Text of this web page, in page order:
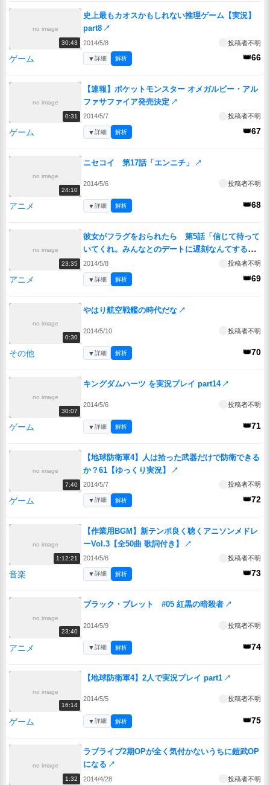
no image
30:43
史上最もカオスかもしれない推理ゲーム【実況】
part8 ↗
2014/5/8 投稿者不明
ゲーム 👑66
▼詳細 解析
no image
0:31
【速報】ポケットモンスター オメガルビー・アル
ファサファイア発売決定 ↗
2014/5/7 投稿者不明
ゲーム 👑67
▼詳細 解析
no image
24:10
ニセコイ 第17話「エンニチ」 ↗
2014/5/6 投稿者不明
アニメ 👑68
▼詳細 解析
no image
23:35
彼女がフラグをおられたら 第5話「信じて待って
いてくれ。みんなとのデートに遅刻なんてするも
のか」↗
2014/5/8 投稿者不明
アニメ 👑69
▼詳細 解析
no image
0:30
やはり航空戦艦の時代だな ↗
2014/5/10 投稿者不明
その他 👑70
▼詳細 解析
no image
30:07
キングダムハーツ を実況プレイ part14 ↗
2014/5/6 投稿者不明
ゲーム 👑71
▼詳細 解析
no image
7:40
【地球防衛軍4】人は拾った武器だけで防衛できる
か？61【ゆっくり実況】
↗
2014/5/7 投稿者不明
ゲーム 👑72
▼詳細 解析
no image
1:12:21
【作業用BGM】新テンポ良く聴くアニソンメドレ
ーVol.3【全50曲 歌詞付き】
↗
2014/5/6 投稿者不明
音楽 👑73
▼詳細 解析
no image
23:40
ブラック・ブレット #05 紅黒の暗殺者 ↗
2014/5/9 投稿者不明
アニメ 👑74
▼詳細 解析
no image
16:14
【地球防衛軍4】2人で実況プレイ part1 ↗
2014/5/5 投稿者不明
ゲーム 👑75
▼詳細 解析
no image
1:32
ラブライブ2期OPが全く気付かないうちに鎧武OP
になる ↗
2014/4/28 投稿者不明